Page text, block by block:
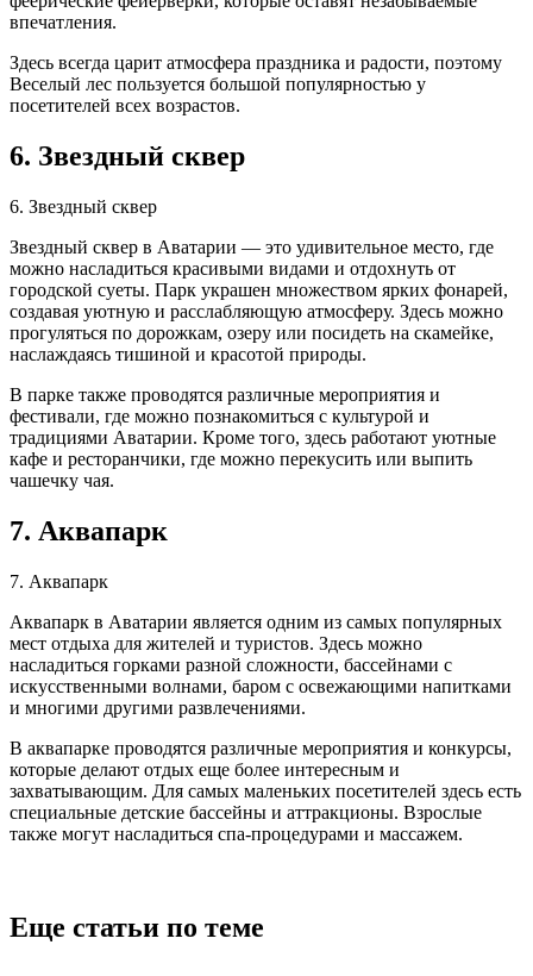
впечатления.
Здесь всегда царит атмосфера праздника и радости, поэтому
Веселый лес пользуется большой популярностью у
посетителей всех возрастов.
6. Звездный сквер
6. Звездный сквер
Звездный сквер в Аватарии — это удивительное место, где
можно насладиться красивыми видами и отдохнуть от
городской суеты. Парк украшен множеством ярких фонарей,
создавая уютную и расслабляющую атмосферу. Здесь можно
прогуляться по дорожкам, озеру или посидеть на скамейке,
наслаждаясь тишиной и красотой природы.
В парке также проводятся различные мероприятия и
фестивали, где можно познакомиться с культурой и
традициями Аватарии. Кроме того, здесь работают уютные
кафе и ресторанчики, где можно перекусить или выпить
чашечку чая.
7. Аквапарк
7. Аквапарк
Аквапарк в Аватарии является одним из самых популярных
мест отдыха для жителей и туристов. Здесь можно
насладиться горками разной сложности, бассейнами с
искусственными волнами, баром с освежающими напитками
и многими другими развлечениями.
В аквапарке проводятся различные мероприятия и конкурсы,
которые делают отдых еще более интересным и
захватывающим. Для самых маленьких посетителей здесь есть
специальные детские бассейны и аттракционы. Взрослые
также могут насладиться спа-процедурами и массажем.
Еще статьи по теме